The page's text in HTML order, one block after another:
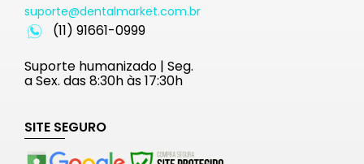
suporte@dentalmarket.com.br
(11) 91661-0999
Suporte humanizado | Seg.
a Sex. das 8:30h às 17:30h
SITE SEGURO